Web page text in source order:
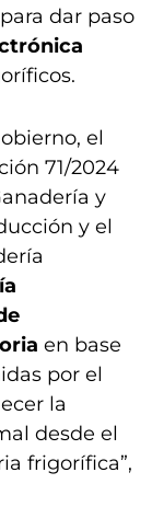
dar paso
el
71/2024
y
y el
en base
por el
la
desde el
frigorífica”,